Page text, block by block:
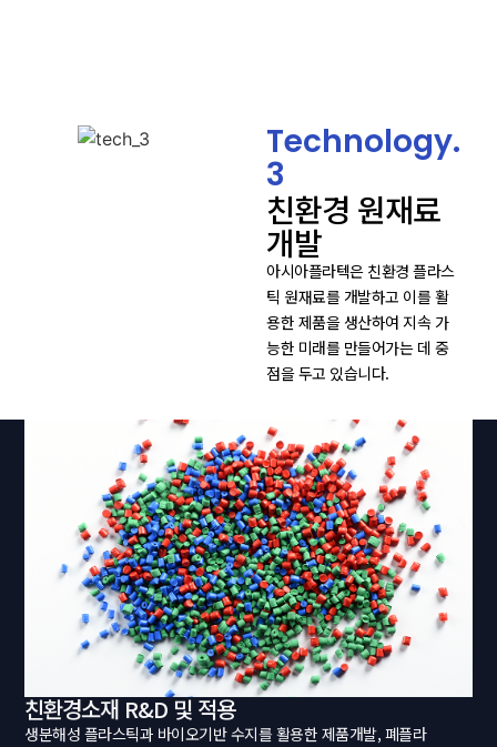
Technology.
3
친환경 원재료
개발
아시아플라텍은 친환경 플라스
틱 원재료를 개발하고 이를 활
용한 제품을 생산하여 지속 가
능한 미래를 만들어가는 데 중
점을 두고 있습니다.
친환경소재 R&D 및 적용
생분해성 플라스틱과 바이오기반 수지를 활용한 제품개발, 폐플라